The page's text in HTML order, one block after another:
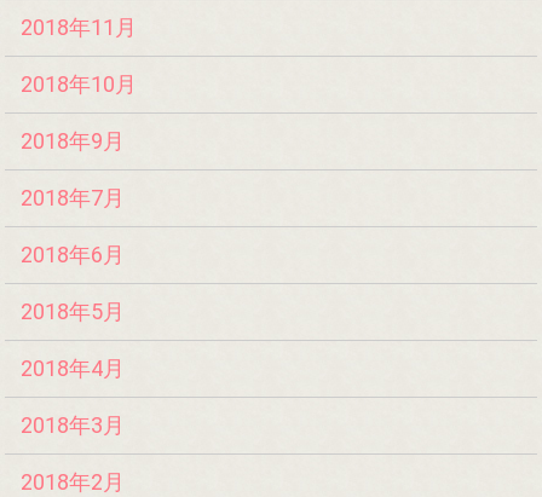
2018年11月
2018年10月
2018年9月
2018年7月
2018年6月
2018年5月
2018年4月
2018年3月
2018年2月